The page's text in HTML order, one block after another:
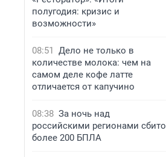
полугодия: кризис и
возможности»
08:51 Дело не только в
количестве молока: чем на
самом деле кофе латте
отличается от капучино
08:38 За ночь над
российскими регионами сбито
более 200 БПЛА